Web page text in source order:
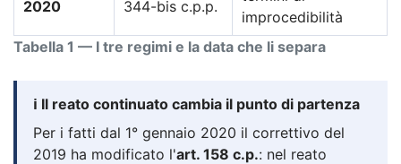
Tabella 1 — I tre regimi e la data che li separa
2020
344-bis c.p.p.
improcedibilità
ℹ️ Il reato continuato cambia il punto di partenza
Per i fatti dal 1° gennaio 2020 il correttivo del
2019 ha modificato l'art. 158 c.p.: nel reato